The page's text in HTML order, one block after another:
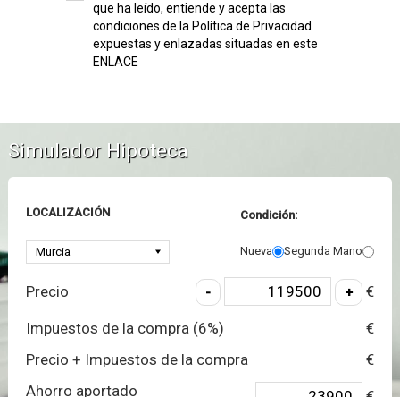
que ha leído, entiende y acepta las
condiciones de la Política de Privacidad
expuestas y enlazadas situadas en este
ENLACE
Simulador Hipoteca
LOCALIZACIÓN Condición:
Nueva Segunda Mano
Precio €
Impuestos de la compra (6%)
€
Precio + Impuestos de la compra
€
Ahorro aportado